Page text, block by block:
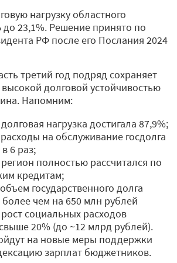
нагрузку областного
до 23,1%. Решение принято по
РФ после его Послания 2024
третий год подряд сохраняет
высокой долговой устойчивостью
Напомним:
нагрузка достигала 87,9%;
на обслуживание госдолга
6 раз;
полностью рассчитался по
кредитам;
государственного долга
более чем на 650 млн рублей
социальных расходов
20% (до ~12 млрд рублей).
на новые меры поддержки
зарплат бюджетников.